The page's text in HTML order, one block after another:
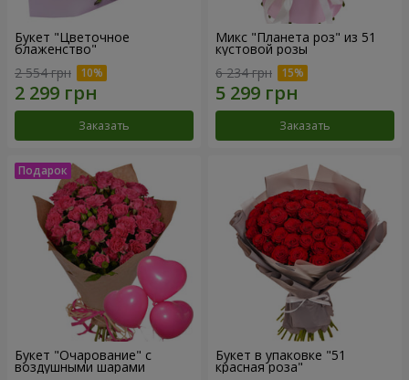
Букет "Цветочное
блаженство"
2 554 грн
Заказать
Микс "Планета роз" из 51
кустовой розы
6 234 грн
Заказать
Букет "Очарование" с
воздушными шарами
Букет в упаковке "51
красная роза"